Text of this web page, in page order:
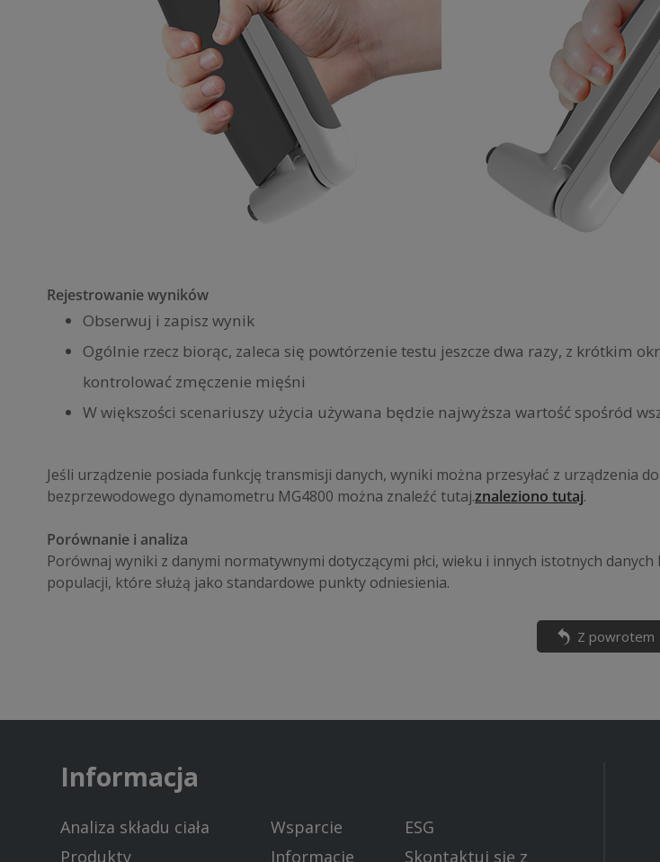
Rejestrowanie wyników
Obserwuj i zapisz wynik
Ogólnie rzecz biorąc, zaleca się powtórzenie testu jeszcze dwa razy, z krótkim
kontrolować zmęczenie mięśni
W większości scenariuszy użycia używana będzie najwyższa wartość spośród
Jeśli urządzenie posiada funkcję transmisji danych, wyniki można przesyłać z urządzenia
bezprzewodowego dynamometru MG4800 można znaleźć tutaj.znaleziono tutaj.
Porównanie i analiza
Porównaj wyniki z danymi normatywnymi dotyczącymi płci, wieku i innych istotnych
populacji, które służą jako standardowe punkty odniesienia.
Z powrotem
Informacja
Analiza składu ciała
Produkty
Wsparcie
Informacje
ESG
Skontaktuj się z